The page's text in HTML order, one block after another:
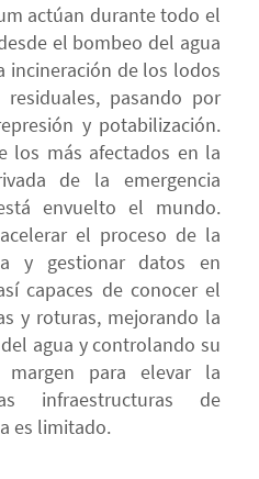
actúan durante todo el
el bombeo del agua
incineración de los lodos
pasando por
y potabilización.
los más afectados en la
de la emergencia
envuelto el mundo.
el proceso de la
y gestionar datos en
capaces de conocer el
y roturas, mejorando la
agua y controlando su
para elevar la
infraestructuras de
es limitado.